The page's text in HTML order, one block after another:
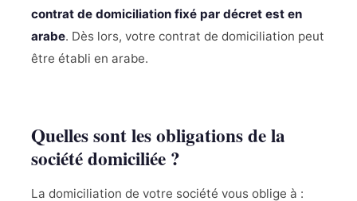
contrat de domiciliation fixé par décret est en
arabe. Dès lors, votre contrat de domiciliation peut
être établi en arabe.
Quelles sont les obligations de la
société domiciliée ?
La domiciliation de votre société vous oblige à :